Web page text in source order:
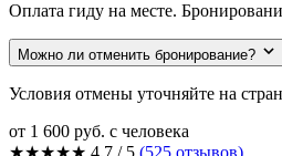
Оплата гиду на месте.
Можно ли отменить бронирование?
Условия отмены уточняйте на
от 1 600 руб. с человека